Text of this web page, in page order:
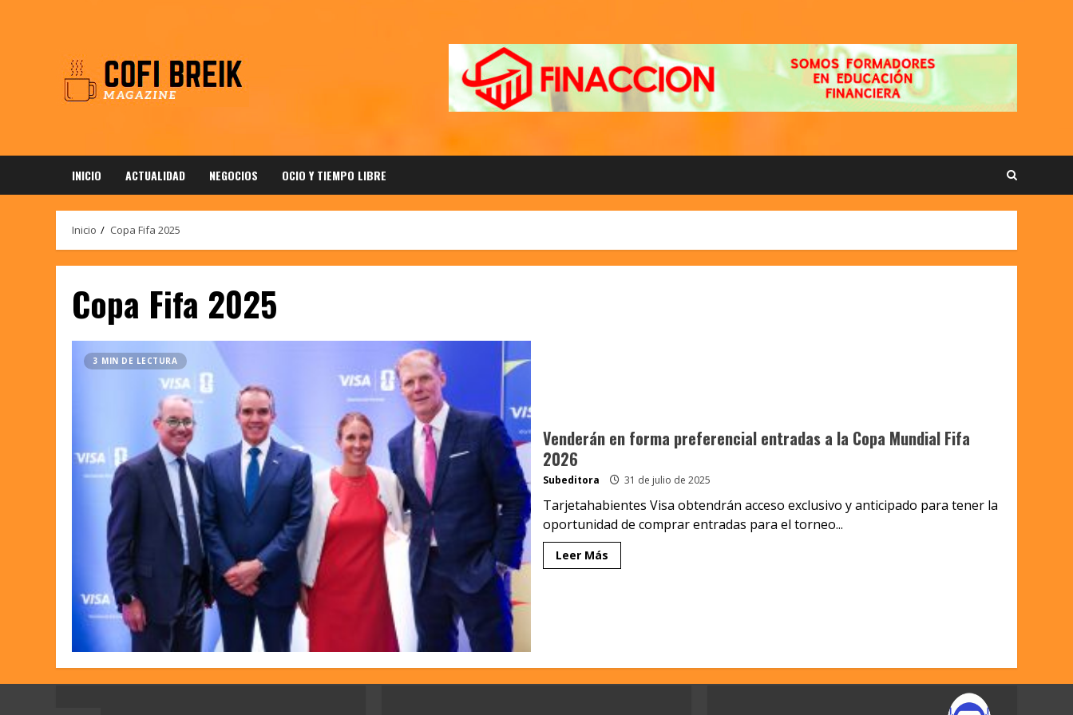
INICIO ACTUALIDAD NEGOCIOS OCIO Y TIEMPO LIBRE
Inicio Copa Fifa 2025
Copa Fifa 2025
3 MIN DE LECTURA
Venderán en forma preferencial entradas a la Copa Mundial Fifa
2026
Subeditora 31 de julio de 2025
Tarjetahabientes Visa obtendrán acceso exclusivo y anticipado para tener la
oportunidad de comprar entradas para el torneo...
Leer Más